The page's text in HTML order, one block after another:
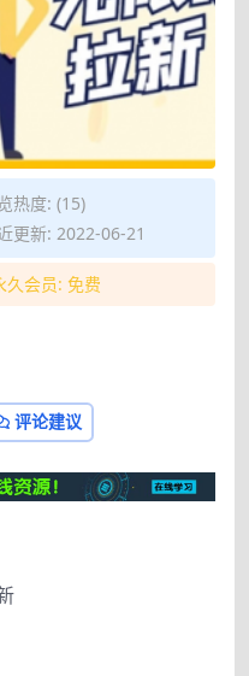
热度: (15)
更新: 2022-06-21
久会员: 免费
评论建议